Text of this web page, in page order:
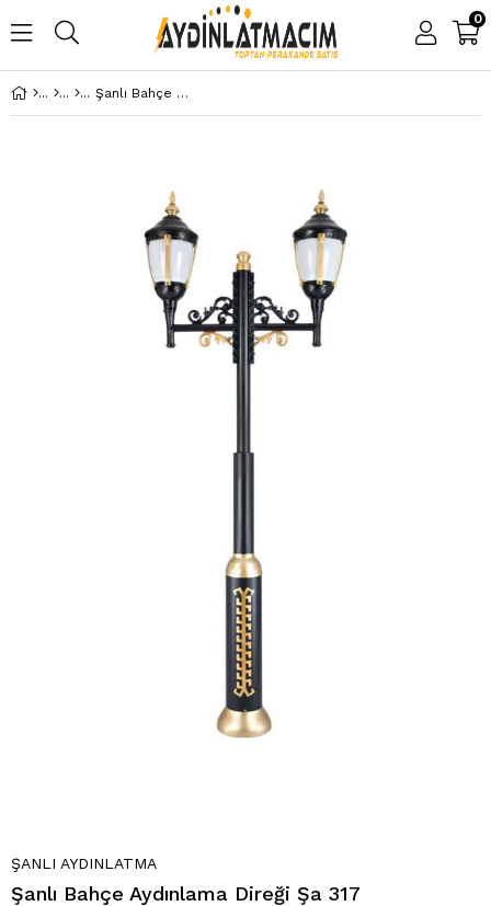
0
Şanlı Bahçe Aydınlama Direği Şa 317
ŞANLI AYDINLATMA
Şanlı Bahçe Aydınlama Direği Şa 317